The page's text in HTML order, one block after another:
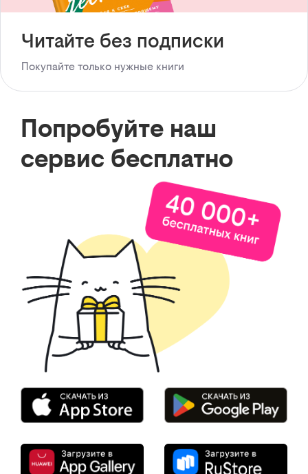
Читайте без подписки
Покупайте только нужные книги
Попробуйте наш
сервис бесплатно